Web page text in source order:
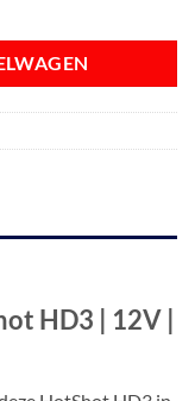
HD3 | 12V |